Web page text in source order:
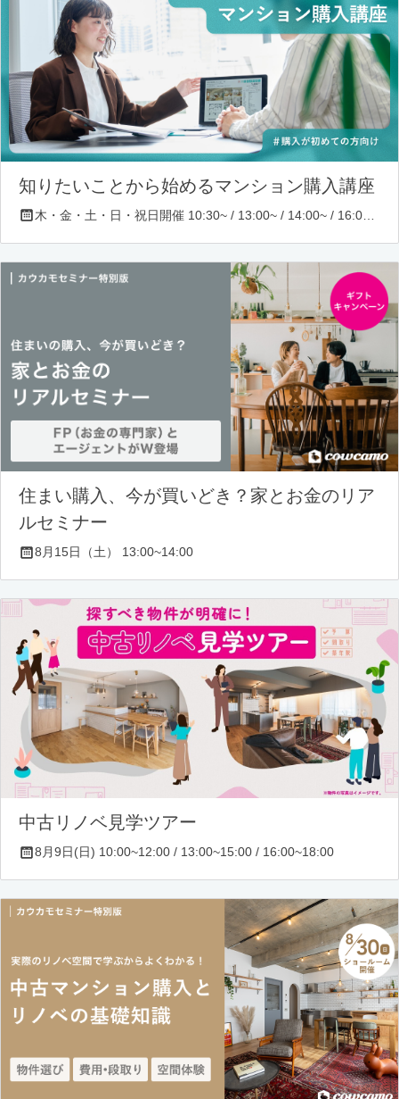
知りたいことから始めるマンション購入講座
住まい購入、今が買いどき？家とお金のリア
ルセミナー
8月15日（土） 13:00~14:00
中古リノベ見学ツアー
8月9日(日) 10:00~12:00 / 13:00~15:00 / 16:00~18:00